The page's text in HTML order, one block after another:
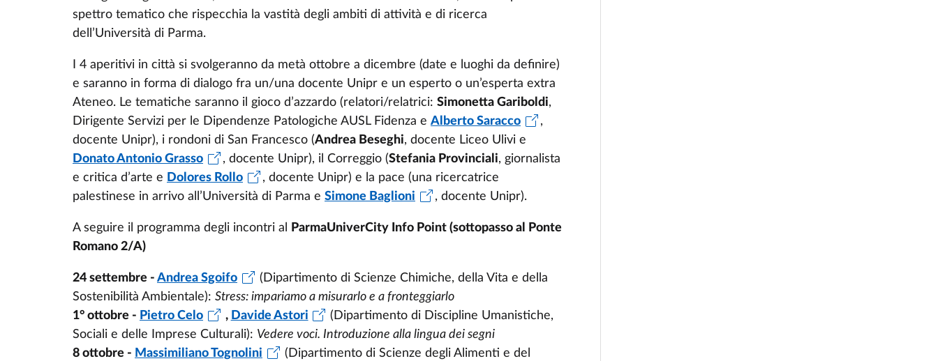
spettro tematico che rispecchia la vastità degli ambiti di attività e di ricerca
dell’Università di Parma.
I 4 aperitivi in città si svolgeranno da metà ottobre a dicembre (date e luoghi da definire)
e saranno in forma di dialogo fra un/una docente Unipr e un esperto o un’esperta extra
Ateneo. Le tematiche saranno il gioco d’azzardo (relatori/relatrici:Simonetta Gariboldi,
Dirigente Servizi per le Dipendenze Patologiche AUSL Fidenza eAlberto Saracco
,
docente Unipr), i rondoni di San Francesco (Andrea Beseghi, docente Liceo Ulivi e
Donato Antonio Grasso
, docente Unipr), il Correggio (Stefania Provinciali, giornalista
e critica d’arte e Dolores Rollo
, docente Unipr) e la pace (una ricercatrice
palestinese in arrivo all’Università di Parma eSimone Baglioni , docente Unipr).
A seguire il programma degli incontri al
ParmaUniverCity Info Point (sottopasso al Ponte
Romano 2/A)
24 settembre -Andrea Sgoifo
(Dipartimento di Scienze Chimiche, della Vita e della
Sostenibilità Ambientale):Stress: impariamo a misurarlo e a fronteggiarlo
1° ottobre - Pietro Celo , Davide Astori
(Dipartimento di Discipline Umanistiche,
Sociali e delle Imprese Culturali): Vedere voci. Introduzione alla lingua dei segni
8 ottobre - Massimiliano Tognolini
(Dipartimento di Scienze degli Alimenti e del